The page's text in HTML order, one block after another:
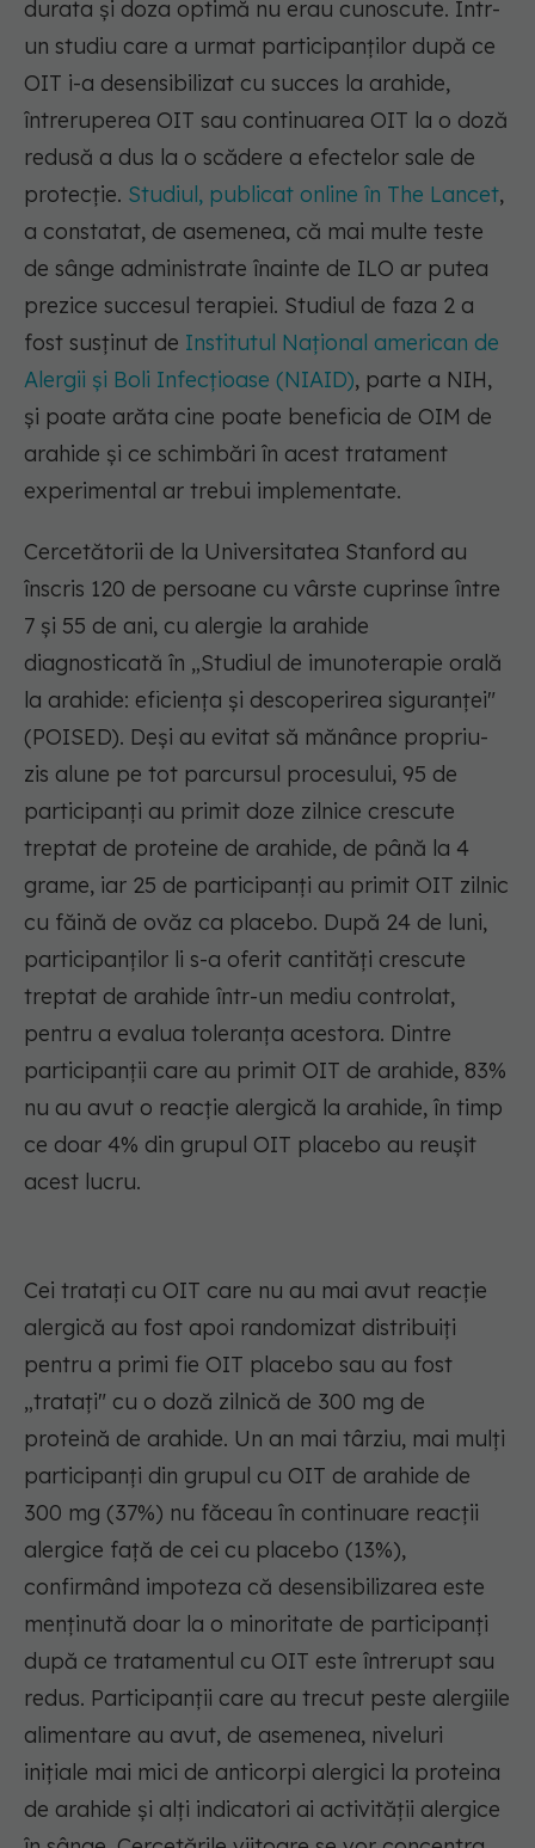
durata și doza optimă nu erau cunoscute. Într-
un studiu care a urmat participanților după ce
OIT i-a desensibilizat cu succes la arahide,
întreruperea OIT sau continuarea OIT la o doză
redusă a dus la o scădere a efectelor sale de
protecție. Studiul, publicat online în The Lancet,
a constatat, de asemenea, că mai multe teste
de sânge administrate înainte de ILO ar putea
prezice succesul terapiei. Studiul de faza 2 a
fost susținut de Institutul Național american de
Alergii și Boli Infecțioase (NIAID), parte a NIH,
și poate arăta cine poate beneficia de OIM de
arahide și ce schimbări în acest tratament
experimental ar trebui implementate.
Cercetătorii de la Universitatea Stanford au
înscris 120 de persoane cu vârste cuprinse între
7 și 55 de ani, cu alergie la arahide
diagnosticată în „Studiul de imunoterapie orală
la arahide: eficiența și descoperirea siguranței"
(POISED). Deși au evitat să mănânce propriu-
zis alune pe tot parcursul procesului, 95 de
participanți au primit doze zilnice crescute
treptat de proteine de arahide, de până la 4
grame, iar 25 de participanți au primit OIT zilnic
cu făină de ovăz ca placebo. După 24 de luni,
participanților li s-a oferit cantități crescute
treptat de arahide într-un mediu controlat,
pentru a evalua toleranța acestora. Dintre
participanții care au primit OIT de arahide, 83%
nu au avut o reacție alergică la arahide, în timp
ce doar 4% din grupul OIT placebo au reușit
acest lucru.
Cei tratați cu OIT care nu au mai avut reacție
alergică au fost apoi randomizat distribuiți
pentru a primi fie OIT placebo sau au fost
„tratați" cu o doză zilnică de 300 mg de
proteină de arahide. Un an mai târziu, mai mulți
participanți din grupul cu OIT de arahide de
300 mg (37%) nu făceau în continuare reacții
alergice față de cei cu placebo (13%),
confirmând impoteza că desensibilizarea este
menținută doar la o minoritate de participanți
după ce tratamentul cu OIT este întrerupt sau
redus. Participanții care au trecut peste alergiile
alimentare au avut, de asemenea, niveluri
inițiale mai mici de anticorpi alergici la proteina
de arahide și alți indicatori ai activității alergice